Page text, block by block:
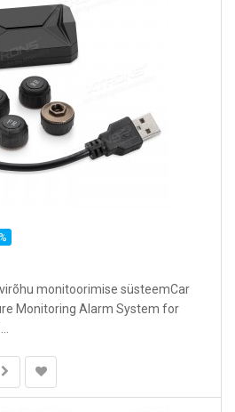
monitoorimise süsteemCar
Monitoring Alarm System for